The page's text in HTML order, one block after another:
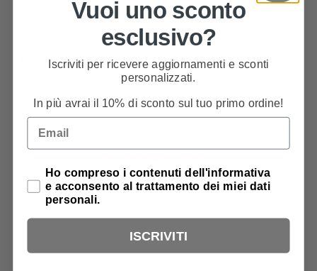
Scrivi una recensione
Recensioni 0
Vuoi uno sconto
esclusivo?
Iscriviti per ricevere aggiornamenti e sconti
personalizzati.
In più avrai il 10% di sconto sul tuo primo ordine!
Email
Privacy Policy
Ho compreso i contenuti dell'informativa
e acconsento al trattamento dei miei dati
personali.
ISCRIVITI